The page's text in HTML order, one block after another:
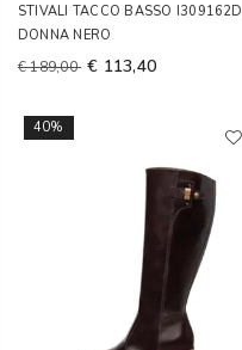
STIVALI TACCO BASSO I309162D
DONNA NERO
€ 189,00 € 113,40
40%